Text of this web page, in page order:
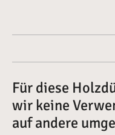
Für diese
wir keine
auf andere